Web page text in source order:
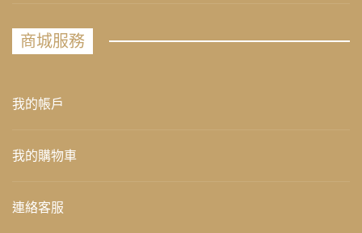
商城服務
我的帳戶
我的購物車
連絡客服